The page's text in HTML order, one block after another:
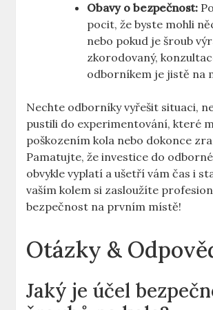
Obavy o bezpečnost:
pocit, že byste ‌mohli
nebo pokud je šroub
zkorodovaný,
odborníkem je jistě na
Nechte odborníky vyřešit situaci,
pustili do experimentování, které
⁤poškozením kola nebo dokonce
Pamatujte, že investice do
obvykle vyplatí a ušetří vám čas i
⁢vaším kolem ⁣si zasloužíte‌
bezpečnost na prvním místě!
Otázky &
Jaký je⁣ účel